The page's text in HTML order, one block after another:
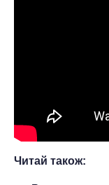
Читай також: